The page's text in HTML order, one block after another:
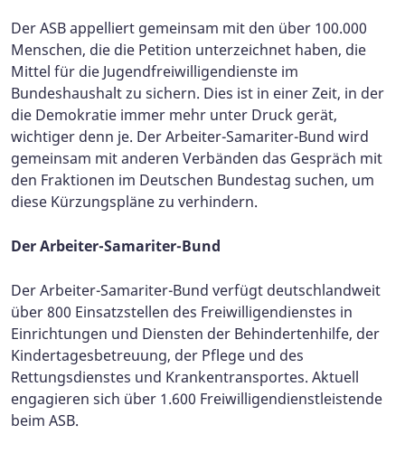
Der ASB appelliert gemeinsam mit den über 100.000
Menschen, die die Petition unterzeichnet haben, die
Mittel für die Jugendfreiwilligendienste im
Bundeshaushalt zu sichern. Dies ist in einer Zeit, in der
die Demokratie immer mehr unter Druck gerät,
wichtiger denn je. Der Arbeiter-Samariter-Bund wird
gemeinsam mit anderen Verbänden das Gespräch mit
den Fraktionen im Deutschen Bundestag suchen, um
diese Kürzungspläne zu verhindern.
Der Arbeiter-Samariter-Bund
Der Arbeiter-Samariter-Bund verfügt deutschlandweit
über 800 Einsatzstellen des Freiwilligendienstes in
Einrichtungen und Diensten der Behindertenhilfe, der
Kindertagesbetreuung, der Pflege und des
Rettungsdienstes und Krankentransportes. Aktuell
engagieren sich über 1.600 Freiwilligendienstleistende
beim ASB.